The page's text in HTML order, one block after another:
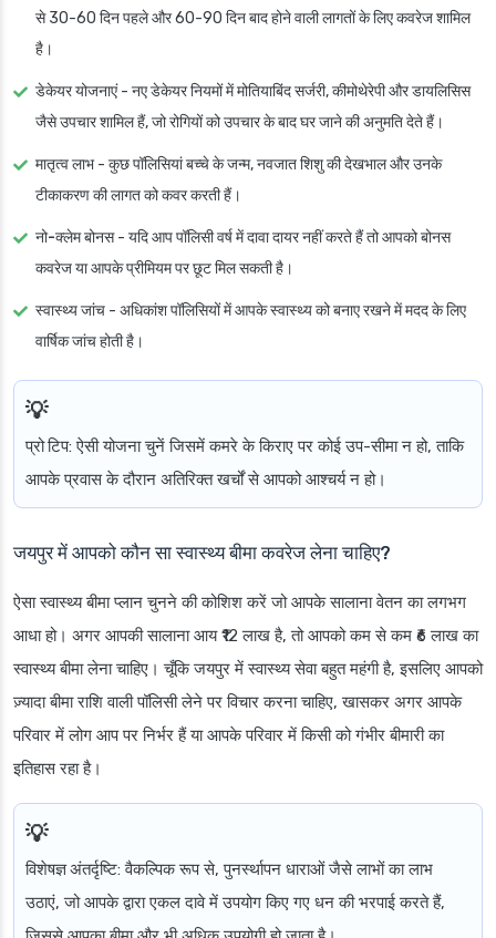
से 30-60 दिन पहले और 60-90 दिन बाद होने वाली लागतों के लिए कवरेज शामिल
है।
डेकेयर योजनाएं- नए डेकेयर नियमों में मोतियाबिंद सर्जरी, कीमोथेरेपी और डायलिसिस
जैसे उपचार शामिल हैं, जो रोगियों को उपचार के बाद घर जाने की अनुमति देते हैं।
मातृत्व लाभ- कुछ पॉलिसियां बच्चे के जन्म, नवजात शिशु की देखभाल और उनके
टीकाकरण की लागत को कवर करती हैं।
नो-क्लेम बोनस- यदि आप पॉलिसी वर्ष में दावा दायर नहीं करते हैं तो आपको बोनस
कवरेज या आपके प्रीमियम पर छूट मिल सकती है।
स्वास्थ्य जांच - अधिकांश पॉलिसियों में आपके स्वास्थ्य को बनाए रखने में मदद के लिए
वार्षिक जांच होती है।
प्रो टिप: ऐसी योजना चुनें जिसमें कमरे के किराए पर कोई उप-सीमा न हो, ताकि
आपके प्रवास के दौरान अतिरिक्त खर्चों से आपको आश्चर्य न हो।
जयपुर में आपको कौन सा स्वास्थ्य बीमा कवरेज लेना चाहिए?
ऐसा स्वास्थ्य बीमा प्लान चुनने की कोशिश करें जो आपके सालाना वेतन का लगभग
आधा हो। अगर आपकी सालाना आय ₹12 लाख है, तो आपको कम से कम ₹6 लाख का
स्वास्थ्य बीमा लेना चाहिए। चूँकि जयपुर में स्वास्थ्य सेवा बहुत महंगी है, इसलिए आपको
ज़्यादा बीमा राशि वाली पॉलिसी लेने पर विचार करना चाहिए, खासकर अगर आपके
परिवार में लोग आप पर निर्भर हैं या आपके परिवार में किसी को गंभीर बीमारी का
इतिहास रहा है।
विशेषज्ञ अंतर्दृष्टि: वैकल्पिक रूप से, पुनर्स्थापन धाराओं जैसे लाभों का लाभ
उठाएं, जो आपके द्वारा एकल दावे में उपयोग किए गए धन की भरपाई करते हैं,